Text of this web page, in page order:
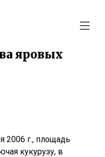
яровых
2006 г., площадь
кукурузу, в